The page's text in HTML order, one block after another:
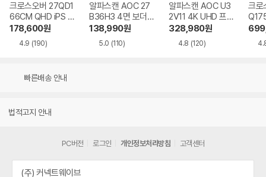
크로스오버 27QD1
66CM QHD iPS U
SB-C 화이트 Ai 멀
티스탠드
178,600원
4.9 (190)
알파스캔 AOC 27
B36H3 4면 보더리
스 IPS 120 시력보
호 무결점
138,990원
5.0 (110)
알파스캔 AOC U3
2V11 4K UHD 프리
싱크 HDR 시력보호
무결점
328,980원
4.8 (120)
크로
Ai
빠른배송 안내
법적고지 안내
PC버전 로그인 개인정보처리방침 고객센터
(주) 커넥트웨이브